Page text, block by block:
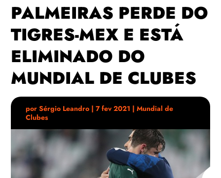
PALMEIRAS PERDE DO
TIGRES-MEX E ESTÁ
ELIMINADO DO
MUNDIAL DE CLUBES
porSérgio Leandro |7 fev 2021 |Mundial de
Clubes